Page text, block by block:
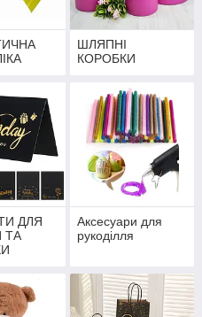
ШЛЯПНІ
КОРОБКИ
ДЛЯ
ТА
Аксесуари для
рукоділля